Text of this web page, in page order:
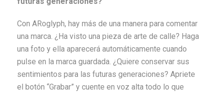
Con ARoglyph, hay más de una manera para comentar
una marca. ¿Ha visto una pieza de arte de calle? Haga
una foto y ella aparecerá automáticamente cuando
pulse en la marca guardada. ¿Quiere conservar sus
sentimientos para las futuras generaciones? Apriete
el botón “Grabar” y cuente en voz alta todo lo que